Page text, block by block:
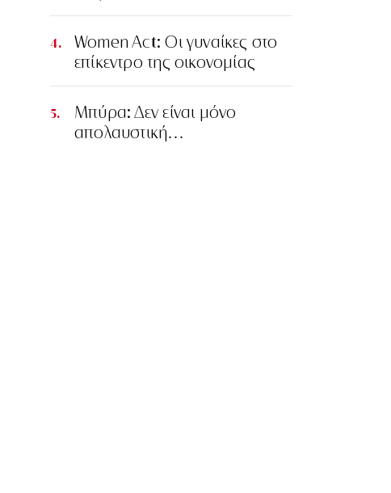
Women Act: Οι γυναίκες στο
επίκεντρο της οικονομίας
Μπύρα: Δεν είναι μόνο
απολαυστική…